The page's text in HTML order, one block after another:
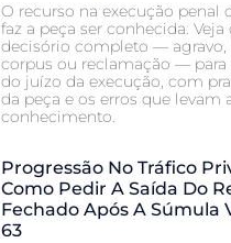
O recurso na execução penal
faz a peça ser conhecida. Veja
decisório completo — agravo,
corpus ou reclamação — para
do juízo da execução, com
da peça e os erros que levam
conhecimento.
Progressão No Tráfico
Como Pedir A Saída Do
Fechado Após A Súmula
63